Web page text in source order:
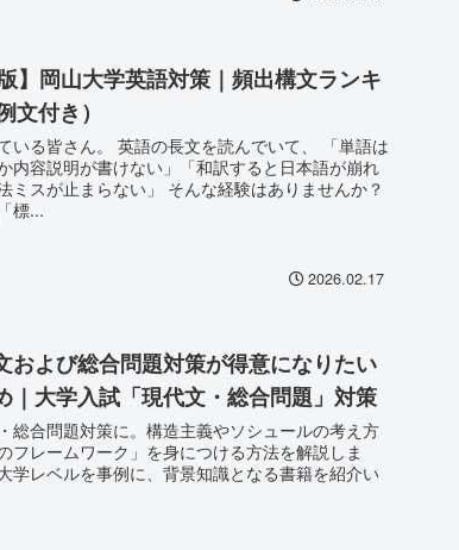
】岡山大学英語対策｜頻出構文ランキ
文付き）
いる皆さん。 英語の長文を読んでいて、 「単語は
内容説明が書けない」「和訳すると日本語が崩れ
ミスが止まらない」 そんな経験はありませんか？
標...
2026.02.17
および総合問題対策が得意になりたい
｜大学入試「現代文・総合問題」対策
総合問題対策に。構造主義やソシュールの考え方
フレームワーク」を身につける方法を解説しま
学レベルを事例に、背景知識となる書籍を紹介い